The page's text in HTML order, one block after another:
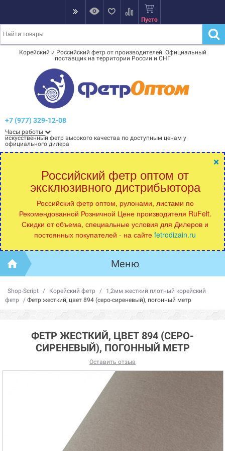
Пусто
Корейский и Российский фетр от производителей. Официальный
поставщик на территории России и СНГ
+7 (977) 329-12-08
Часы работы
искусственный фетр высокого качества по доступным ценам у
официального дилера
×
Российский фетр оптом от
эксклюзивного дистрибьютора
Российский фетр оптом, рулонами, листами по
Рекомендованной Розничной Цене производителя RuFelt.
Скидки от объема, специальные условия для Дилеров и
постоянных покупателей - на сайте fetrodizain.ru
Меню
Shop-Script / Корейский фетр /
1,2мм жесткий плотный корейский
фетр
/ Фетр жесткий, цвет 894 (серо-сиреневый), погонный метр
ФЕТР ЖЕСТКИЙ, ЦВЕТ 894 (СЕРО-
СИРЕНЕВЫЙ), ПОГОННЫЙ МЕТР
Оставить отзыв